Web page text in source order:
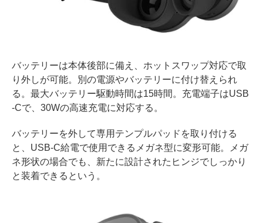
バッテリーは本体後部に備え、ホットスワップ対応で取
り外しが可能。別の電源やバッテリーに付け替えられ
る。最大バッテリー駆動時間は15時間。充電端子はUSB
-Cで、30Wの高速充電に対応する。
バッテリーを外して専用テンプルパッドを取り付ける
と、USB-C給電で使用できるメガネ型に変形可能。メガ
ネ形状の場合でも、新たに設計されたヒンジでしっかり
と装着できるという。